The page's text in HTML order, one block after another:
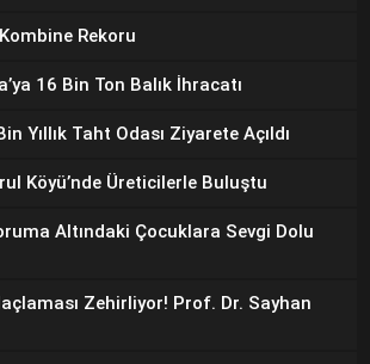
Rekoru
16 Bin Ton Balık İhracatı
Yıllık Taht Odası Ziyarete Açıldı
Köyü’nde Üreticilerle Buluştu
Altındaki Çocuklara Sevgi Dolu
Zehirliyor! Prof. Dr. Sayhan